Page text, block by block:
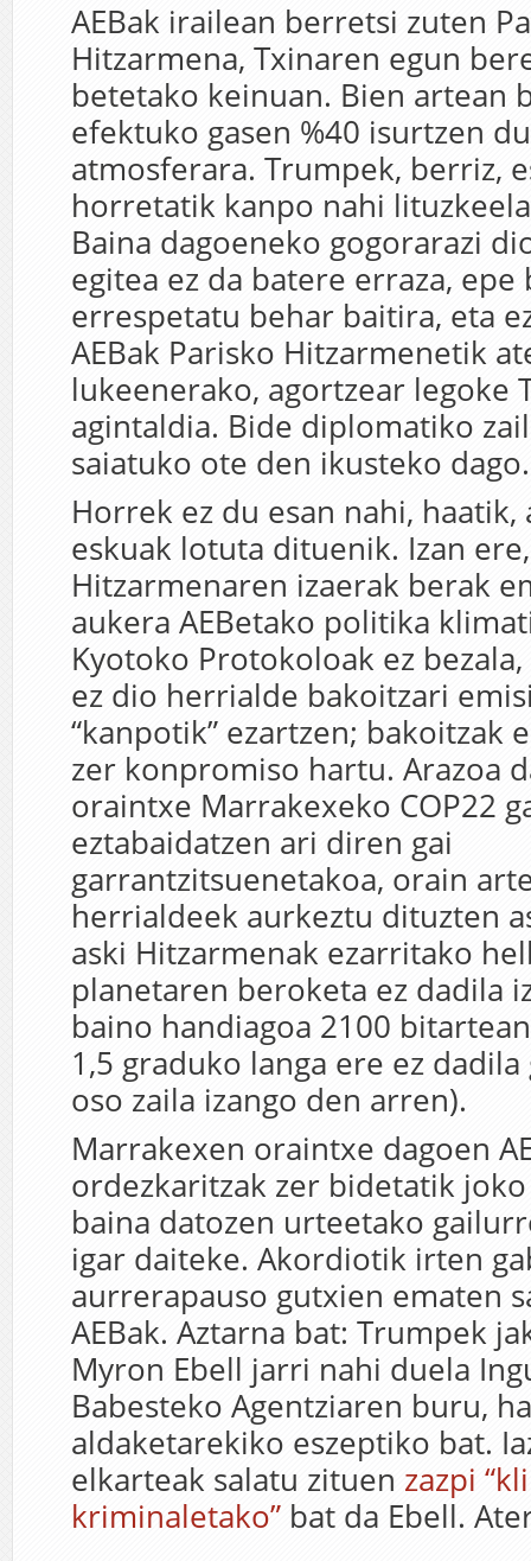
AEBak irailean berretsi zuten
Hitzarmena, Txinaren egun
betetako keinuan. Bien artean
efektuko gasen %40 isurtzen
atmosferara. Trumpek, berriz,
horretatik kanpo nahi
Baina dagoeneko gogorarazi
egitea ez da batere erraza, epe
errespetatu behar baitira, eta
AEBak Parisko Hitzarmenetik
lukeenerako, agortzear legoke
agintaldia. Bide diplomatiko
saiatuko ote den ikusteko dago.
Horrek ez du esan nahi,
eskuak lotuta dituenik. Izan
Hitzarmenaren izaerak berak
aukera AEBetako politika
Kyotoko Protokoloak ez
ez dio herrialde bakoitzari
“kanpotik” ezartzen; bakoitzak
zer konpromiso hartu. Arazoa
oraintxe Marrakexeko COP22
eztabaidatzen ari diren gai
garrantzitsuenetakoa, orain
herrialdeek aurkeztu dituzten
aski Hitzarmenak ezarritako
planetaren beroketa ez dadila
baino handiagoa 2100
1,5 graduko langa ere ez
oso zaila izango den arren).
Marrakexen oraintxe dagoen
ordezkaritzak zer bidetatik
baina datozen urteetako
igar daiteke. Akordiotik irten
aurrerapauso gutxien ematen
AEBak. Aztarna bat: Trumpek
Myron Ebell jarri nahi duela
Babesteko Agentziaren buru,
aldaketarekiko eszeptiko bat.
elkarteak salatu zituen zazpi
kriminaletako” bat da Ebell.